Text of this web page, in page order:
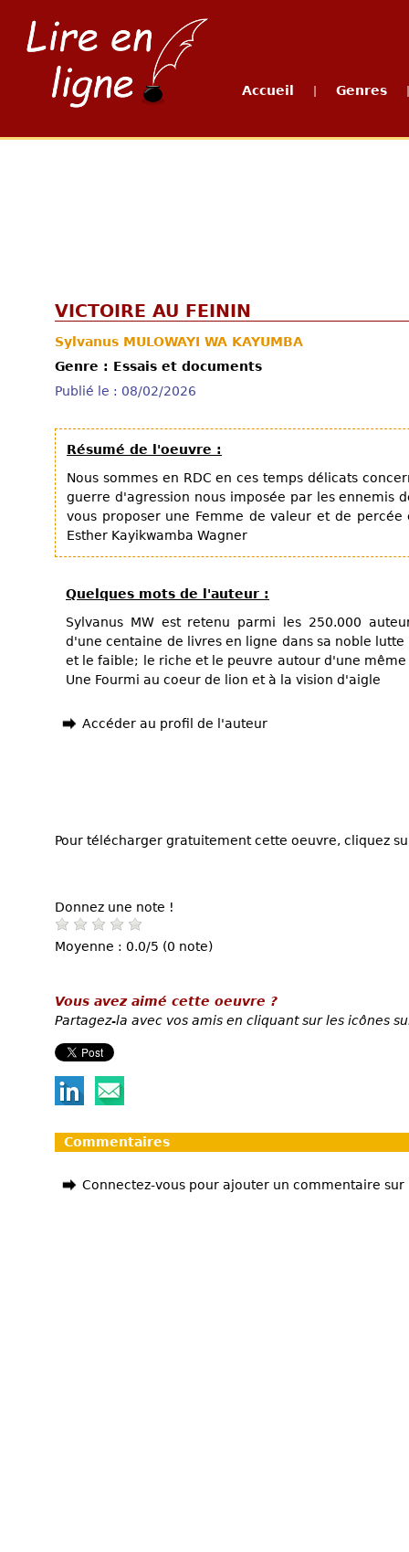
Accueil Genres
VICTOIRE AU FEININ
Sylvanus MULOWAYI WA KAYUMBA
Genre : Essais et documents
Publié le : 08/02/2026
Résumé de l'oeuvre :
Nous sommes en RDC en ces temps délicats
guerre d'agression nous imposée par les ennemis
vous proposer une Femme de valeur et de percée
Esther Kayikwamba Wagner
Quelques mots de l'auteur :
Sylvanus MW est retenu parmi les 250.000
d'une centaine de livres en ligne dans sa noble
et le faible; le riche et le peuvre autour d'une
Une Fourmi au coeur de lion et à la vision d'aigle
Accéder au profil de l'auteur
Pour télécharger gratuitement cette oeuvre, cliquez
Donnez une note !
Moyenne : 0.0/5 (0 note)
Vous avez aimé cette oeuvre ?
Partagez-la avec vos amis en cliquant sur les icônes
Commentaires
Connectez-vous pour ajouter un commentaire sur